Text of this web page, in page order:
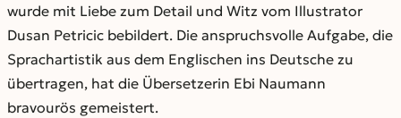
wurde mit Liebe zum Detail und Witz vom Illustrator
Dusan Petricic bebildert. Die anspruchsvolle Aufgabe, die
Sprachartistik aus dem Englischen ins Deutsche zu
übertragen, hat die Übersetzerin Ebi Naumann
bravourös gemeistert.